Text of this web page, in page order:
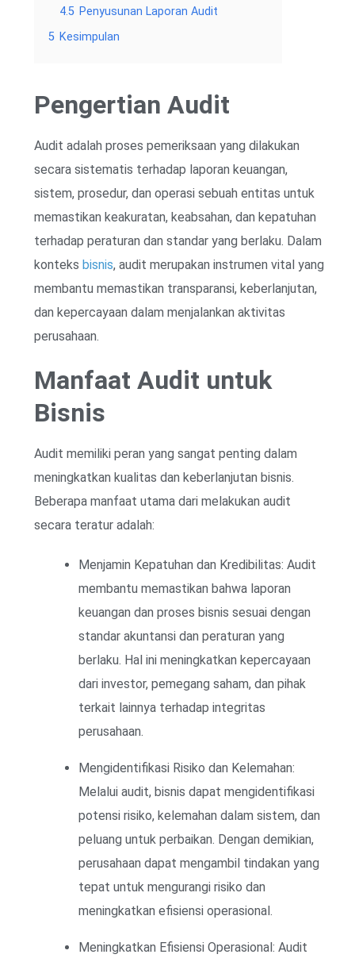
4.5 Penyusunan Laporan Audit
5 Kesimpulan
Pengertian Audit
Audit adalah proses pemeriksaan yang dilakukan
secara sistematis terhadap laporan keuangan,
sistem, prosedur, dan operasi sebuah entitas untuk
memastikan keakuratan, keabsahan, dan kepatuhan
terhadap peraturan dan standar yang berlaku. Dalam
konteks bisnis, audit merupakan instrumen vital yang
membantu memastikan transparansi, keberlanjutan,
dan kepercayaan dalam menjalankan aktivitas
perusahaan.
Manfaat Audit untuk
Bisnis
Audit memiliki peran yang sangat penting dalam
meningkatkan kualitas dan keberlanjutan bisnis.
Beberapa manfaat utama dari melakukan audit
secara teratur adalah:
Menjamin Kepatuhan dan Kredibilitas: Audit
membantu memastikan bahwa laporan
keuangan dan proses bisnis sesuai dengan
standar akuntansi dan peraturan yang
berlaku. Hal ini meningkatkan kepercayaan
dari investor, pemegang saham, dan pihak
terkait lainnya terhadap integritas
perusahaan.
Mengidentifikasi Risiko dan Kelemahan:
Melalui audit, bisnis dapat mengidentifikasi
potensi risiko, kelemahan dalam sistem, dan
peluang untuk perbaikan. Dengan demikian,
perusahaan dapat mengambil tindakan yang
tepat untuk mengurangi risiko dan
meningkatkan efisiensi operasional.
Meningkatkan Efisiensi Operasional: Audit